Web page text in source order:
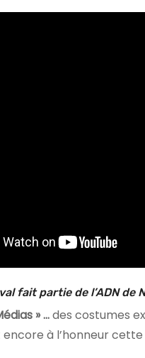
fait partie de l’ADN de
» …des costumes
à l’honneur cette